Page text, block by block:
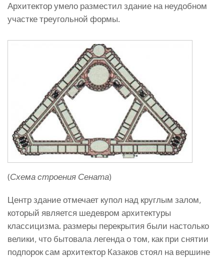
Архитектор умело разместил здание на неудобном
участке треугольной формы.
(Схема строения Сената)
Центр здание отмечает купол над круглым залом,
который является шедевром архитектуры
классицизма. размеры перекрытия были настолько
велики, что бытовала легенда о том, как при снятии
подпорок сам архитектор Казаков стоял на вершине